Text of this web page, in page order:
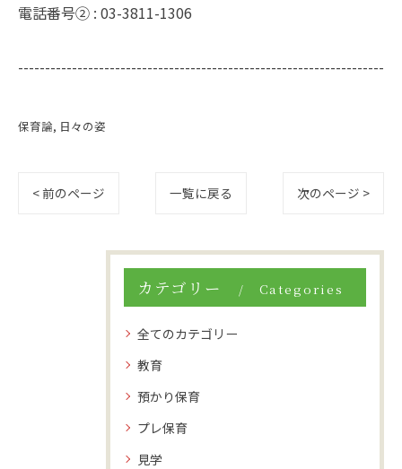
電話番号② : 03-3811-1306
--------------------------------------------------------------------
保育論 日々の姿
< 前のページ 一覧に戻る 次のページ >
カテゴリー Categories
全てのカテゴリー
教育
預かり保育
プレ保育
見学